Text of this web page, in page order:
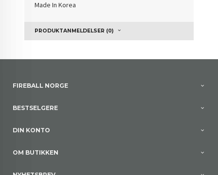
Made In Korea
PRODUKTANMELDELSER (0)
FIREBALL NORGE
BESTSELGERE
DIN KONTO
OM BUTIKKEN